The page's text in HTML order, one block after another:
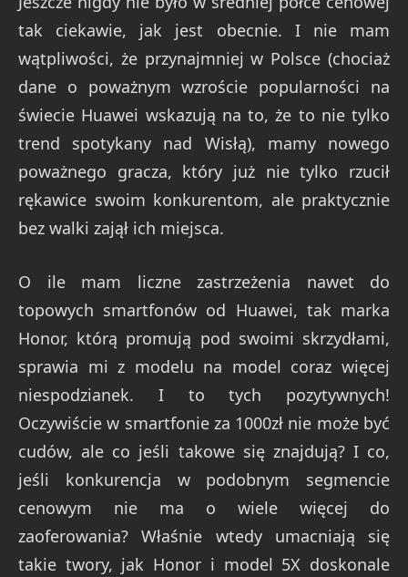
tak ciekawie, jak jest obecnie. I nie mam
wątpliwości, że przynajmniej w Polsce (chociaż
dane o poważnym wzroście popularności na
świecie Huawei wskazują na to, że to nie tylko
trend spotykany nad Wisłą), mamy nowego
poważnego gracza, który już nie tylko rzucił
rękawice swoim konkurentom, ale praktycznie
bez walki zajął ich miejsca.
O ile mam liczne zastrzeżenia nawet do
topowych smartfonów od Huawei, tak marka
Honor, którą promują pod swoimi skrzydłami,
sprawia mi z modelu na model coraz więcej
niespodzianek. I to tych pozytywnych!
Oczywiście w smartfonie za 1000zł nie może być
cudów, ale co jeśli takowe się znajdują? I co,
jeśli konkurencja w podobnym segmencie
cenowym nie ma o wiele więcej do
zaoferowania? Właśnie wtedy umacniają się
takie twory, jak Honor i model 5X doskonale